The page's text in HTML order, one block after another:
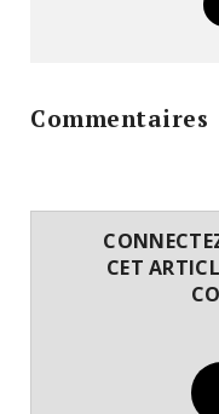
Commentaires
CET